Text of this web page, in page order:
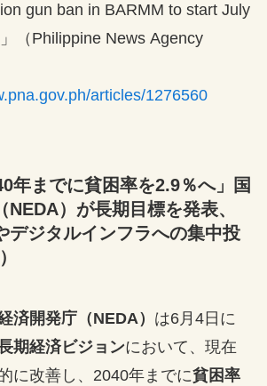
gun ban in BARMM to start July
（Philippine News Agency
articles/1276560
年までに貧困率を2.9％へ」国
NEDA）が長期目標を発表、
デジタルインフラへの集中投
済開発庁（NEDA） は6月4日に
期経済ビジョンにおいて、現在
に改善し、2040年までに貧困率